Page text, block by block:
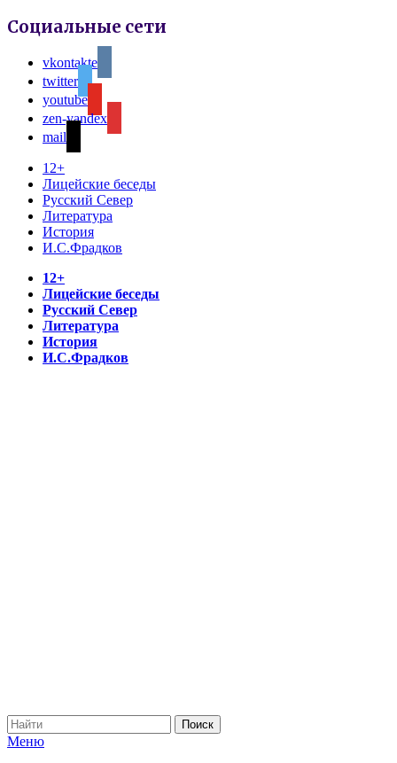
Социальные сети
vkontakte
twitter
youtube
zen-yandex
mail
12+
Лицейские беседы
Русский Север
Литература
История
И.С.Фрадков
12+
Лицейские беседы
Русский Север
Литература
История
И.С.Фрадков
Меню